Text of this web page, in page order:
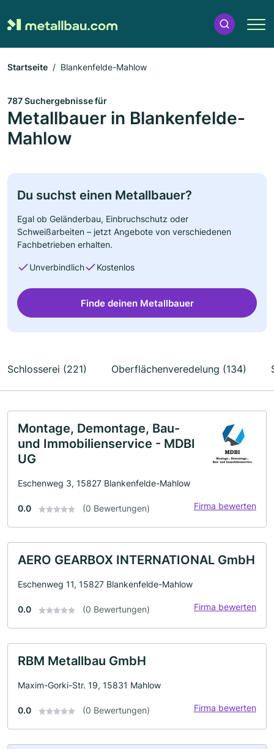
Startseite Blankenfelde-Mahlow
787 Suchergebnisse für
Metallbauer in Blankenfelde-
Mahlow
Du suchst einen Metallbauer?
Egal ob Geländerbau, Einbruchschutz oder
Schweißarbeiten – jetzt Angebote von verschiedenen
Fachbetrieben erhalten.
Unverbindlich Kostenlos
Finde deinen Metallbauer
Schlosserei (221) Oberflächenveredelung (134)
Montage, Demontage, Bau-
und Immobilienservice - MDBI
UG
Eschenweg 3, 15827 Blankenfelde-Mahlow
0.0 (0 Bewertungen) Firma bewerten
AERO GEARBOX INTERNATIONAL GmbH
Eschenweg 11, 15827 Blankenfelde-Mahlow
0.0 (0 Bewertungen) Firma bewerten
RBM Metallbau GmbH
Maxim-Gorki-Str. 19, 15831 Mahlow
0.0 (0 Bewertungen) Firma bewerten